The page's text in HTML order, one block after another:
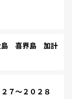
島 喜界島 加計
７～２０２８